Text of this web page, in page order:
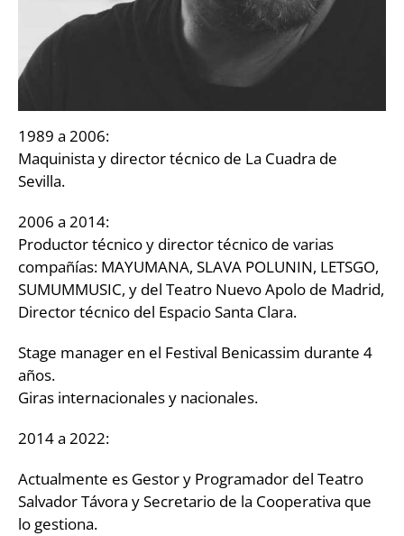
1989 a 2006:
Maquinista y director técnico de La Cuadra de
Sevilla.
2006 a 2014:
Productor técnico y director técnico de varias
compañías: MAYUMANA, SLAVA POLUNIN, LETSGO,
SUMUMMUSIC, y del Teatro Nuevo Apolo de Madrid,
Director técnico del Espacio Santa Clara.
Stage manager en el Festival Benicassim durante 4
años.
Giras internacionales y nacionales.
2014 a 2022:
Actualmente es Gestor y Programador del Teatro
Salvador Távora y Secretario de la Cooperativa que
lo gestiona.